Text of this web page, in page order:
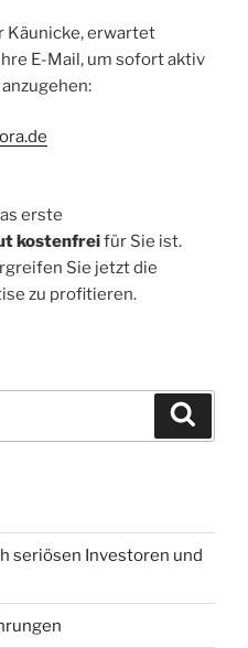
Käunicke, erwartet
E-Mail, um sofort aktiv
erste
kostenfreifür Sie ist.
Sie jetzt die
zu profitieren.
seriösen Investoren und